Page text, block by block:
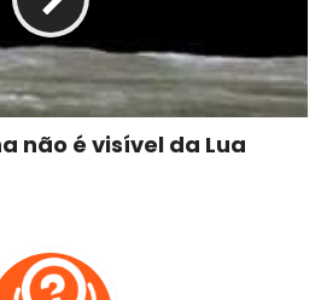
não é visível da Lua